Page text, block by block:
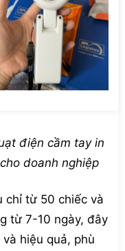
điện cầm tay in
doanh nghiệp
chỉ từ 50 chiếc và
từ 7-10 ngày, đây
hiệu quả, phù